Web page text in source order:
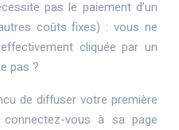
pas le paiement d’un
coûts fixes) : vous ne
cliquée par un
pas ?
de diffuser votre première
vous à sa page